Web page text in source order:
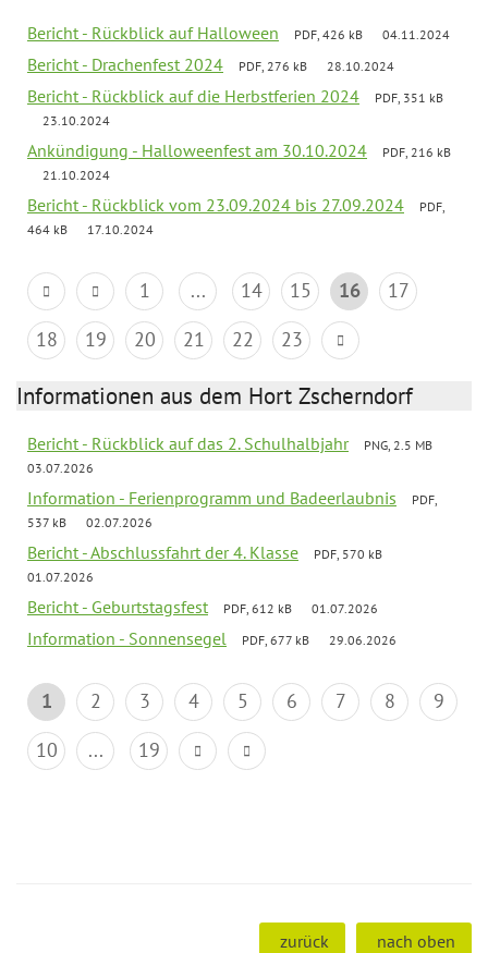
Bericht - Rückblick auf Halloween PDF, 426 kB 04.11.2024
Bericht - Drachenfest 2024 PDF, 276 kB 28.10.2024
Bericht - Rückblick auf die Herbstferien 2024
PDF, 351 kB
23.10.2024
Ankündigung - Halloweenfest am 30.10.2024
PDF, 216 kB
21.10.2024
Bericht - Rückblick vom 23.09.2024 bis 27.09.2024
PDF,
464 kB
17.10.2024
1 ... 14 15 16
17
18
19 20 21 22 23
Informationen aus dem Hort Zscherndorf
Bericht - Rückblick auf das 2. Schulhalbjahr
PNG, 2.5 MB
03.07.2026
Information - Ferienprogramm und Badeerlaubnis
PDF,
537 kB
02.07.2026
Bericht - Abschlussfahrt der 4. Klasse
PDF, 570 kB
01.07.2026
Bericht - Geburtstagsfest PDF, 612 kB 01.07.2026
Information - Sonnensegel PDF, 677 kB 29.06.2026
1 2 3 4 5 6 7 8
9
10
... 19
zurück nach oben